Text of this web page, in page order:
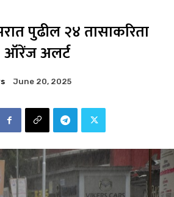
पुढील २४ तासाकरिता
ऑरेंज अलर्ट
June 20, 2025